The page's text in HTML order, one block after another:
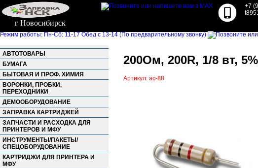
г Новосибирск
+7
Режим работы: Пн-Сб: 11-17 Обед с 13-14 (По предварительному звонку)
АВТОТОВАРЫ
БУМАГА
БЫТОВАЯ И ПРОФ. ХИМИЯ
ВОРОНКИ, ПРОБКИ,
ПЕРЕХОДНИКИ
ДЕМООБОРУДОВАНИЕ
ЗАПРАВКА КАРТРИДЖЕЙ
ЗАПЧАСТИ И РАСХОДКА ДЛЯ
ПРИНТЕРОВ И МФУ
ИНСТРУМЕНТЫ/ПАКЕТЫ/
СПЕЦОБОРУДОВАНИЕ
КАРТРИДЖИ ДЛЯ ПРИНТЕРА И
МФУ
200Ом, 200R, 1/8 вт,
Артикул: ac-88